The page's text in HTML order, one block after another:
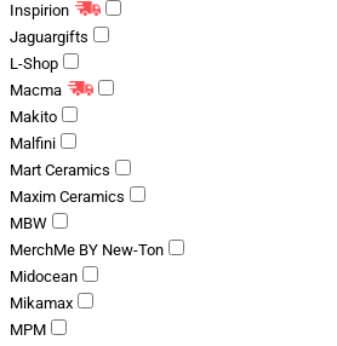
Inspirion
Jaguargifts
L-Shop
Macma
Makito
Malfini
Mart Ceramics
Maxim Ceramics
MBW
MerchMe BY New-Ton
Midocean
Mikamax
MPM